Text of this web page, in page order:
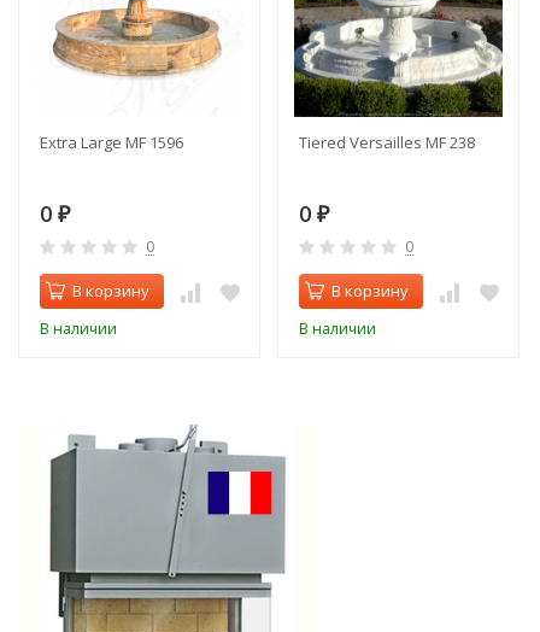
Extra Large MF 1596
0 ₽
0
В корзину
В наличии
Tiered Versailles MF 238
0 ₽
0
В корзину
В наличии